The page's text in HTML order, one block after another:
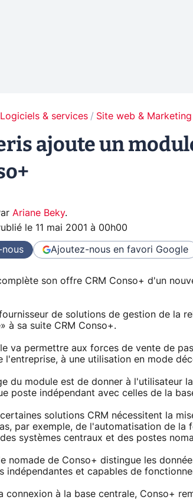
Logiciels & services Site web & Marketing
ajoute un
Ariane Beky.
le 11 mai 2001 à 00h00
nous Ajoutez-nous en favori Google
son offre CRM Conso+ d'un
de solutions de gestion de la
à sa suite CRM Conso+.
va permettre aux forces de vente de
l'entreprise, à une utilisation en mode
du module est de donner à l'utilisateur
poste indépendant avec celles de la
solutions CRM nécessitent la
par exemple, de l'automatisation de
systèmes centraux et des postes
nomade de Conso+ distingue les
indépendantes et capables de
connexion à la base centrale, Conso+